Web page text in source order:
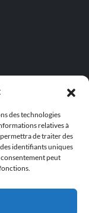
des technologies
relatives à
de traiter des
identifiants uniques
consentement peut